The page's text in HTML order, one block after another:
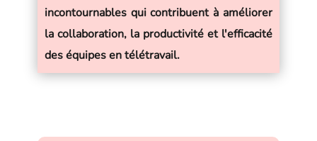
incontournables qui contribuent à améliorer
la collaboration, la productivité et l'efficacité
des équipes en télétravail.